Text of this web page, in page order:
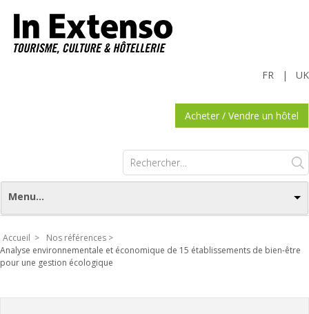
UK
|
FR
Acheter / Vendre un hôtel
Rechercher :
Menu...
Accueil >
Nos références >
Analyse environnementale et économique de 15 établissements de bien-être
pour une gestion écologique